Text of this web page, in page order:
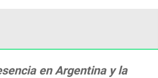
en Argentina y la